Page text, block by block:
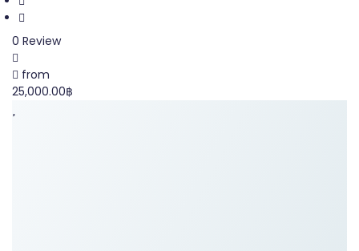
0 Review
from
25,000.00฿